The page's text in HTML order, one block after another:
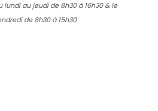
lundi au jeudi de 8h30 à 16h30 & le
de 8h30 à 15h30